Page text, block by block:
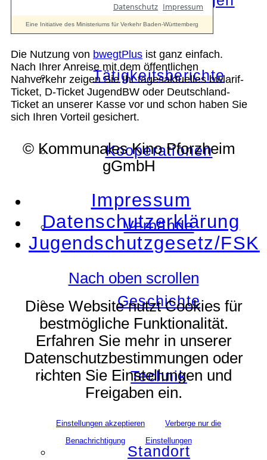
Tätigkeitsberichte
Kooperationen
Verbände
Geschichte
Technik
Standort
Die Nutzung von bwegtPlus ist ganz einfach.
Nach Ihrer Anreise mit dem öffentlichen
Nahverkehr zeigen Sie Ihr tagesaktuelles bwlarif-
Ticket, D-Ticket JugendBW oder Deutschland-
Ticket an unserer Kasse vor und schon haben Sie
sich Ihren Vorteil gesichert.
© Kommunales Kino Pforzheim
gGmbH
Impressum
Datenschutzerklärung
Jugendschutzgesetz/FSK
Nach oben scrollen
Diese Website nutzt Cookies für
bestmögliche Funktionalität.
Erfahren Sie mehr in unserer
Datenschutzbestimmungen oder
richten Sie Einstellungen und
Freigaben ein.
Einstellungen akzeptieren
Verberge nur die
Benachrichtigung
Einstellungen